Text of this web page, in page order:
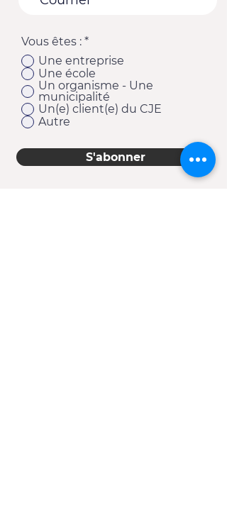
Vous êtes : *
Une entreprise
Une école
Un organisme - Une
municipalité
Un(e) client(e) du CJE
Autre
S'abonner